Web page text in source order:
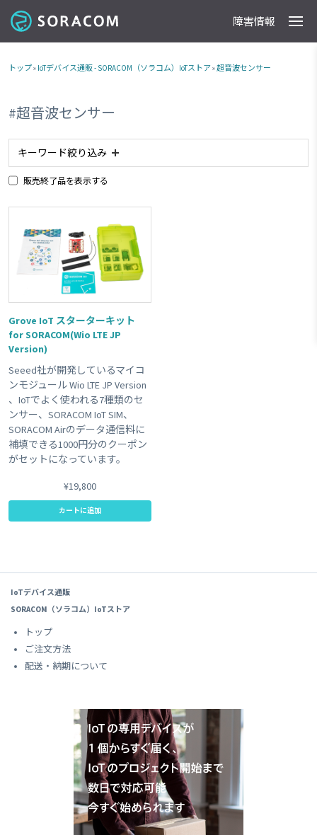
製品
事例
料金
ドキュメント
導入支援
IoTストア
最新情報 障害情報
トップ» IoTデバイス通販 - SORACOM（ソラコム）IoTストア»超音波センサー
#超音波センサー
キーワード絞り込み
#planX2 #planX3
#planP1 #NTTドコモ網 対応商品
#ソフトバンク網 対応商品
#加速度センサー #スターターキット商品
#超音波センサー #LTE
#販売終了品 #plan-DU
#組み込み #USB電源
#レビュー #GPS
販売終了品を表示する
Grove IoT スターターキット
for SORACOM(Wio LTE JP
Version)
Seeed社が開発しているマイコ
ンモジュール Wio LTE JP Version
、IoTでよく使われる7種類のセ
ンサー、SORACOM IoT SIM、
SORACOM Airのデータ通信料に
補填できる1000円分のクーポン
がセットになっています。
¥19,800
カートに追加
IoTデバイス通販
SORACOM（ソラコム）IoTストア
トップ
ご注文方法
配送・納期について